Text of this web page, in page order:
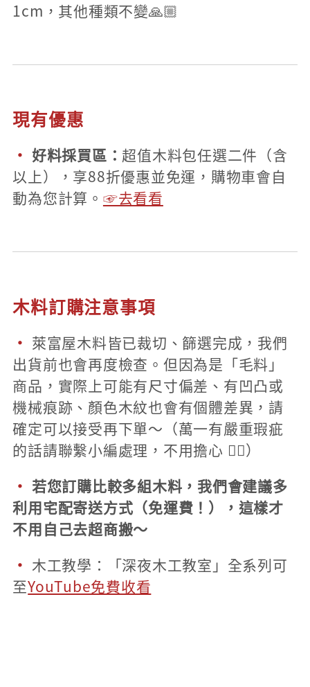
1cm，其他種類不變🙏🏼
現有優惠
· 好料採買區： 超值木料包任選二件（含
以上），享88折優惠並免運，購物車會自
動為您計算。 ☞去看看
木料訂購注意事項
· 萊富屋木料皆已裁切、篩選完成，我們
出貨前也會再度檢查。但因為是「毛料」
商品，實際上可能有尺寸偏差、有凹凸或
機械痕跡、顏色木紋也會有個體差異，請
確定可以接受再下單～（萬一有嚴重瑕疵
的話請聯繫小編處理，不用擔心 👌🏻）
· 若您訂購比較多組木料，我們會建議多
利用宅配寄送方式 （免運費！），這樣才
不用自己去超商搬～
· 木工教學：「深夜木工教室」全系列可
至YouTube免費收看